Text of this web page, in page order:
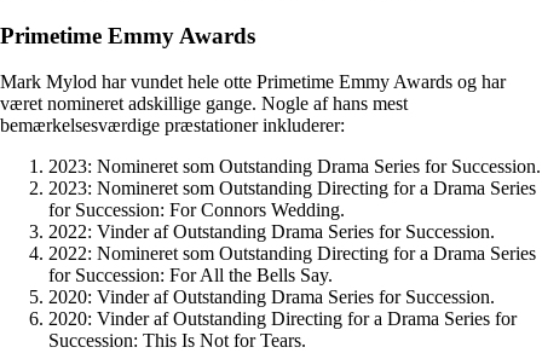
Primetime Emmy Awards
Mark Mylod har vundet hele otte Primetime Emmy Awards og har
været nomineret adskillige gange. Nogle af hans mest
bemærkelsesværdige præstationer inkluderer:
2023: Nomineret som Outstanding Drama Series for Succession.
2023: Nomineret som Outstanding Directing for a Drama Series
for Succession: For Connors Wedding.
2022: Vinder af Outstanding Drama Series for Succession.
2022: Nomineret som Outstanding Directing for a Drama Series
for Succession: For All the Bells Say.
2020: Vinder af Outstanding Drama Series for Succession.
2020: Vinder af Outstanding Directing for a Drama Series for
Succession: This Is Not for Tears.